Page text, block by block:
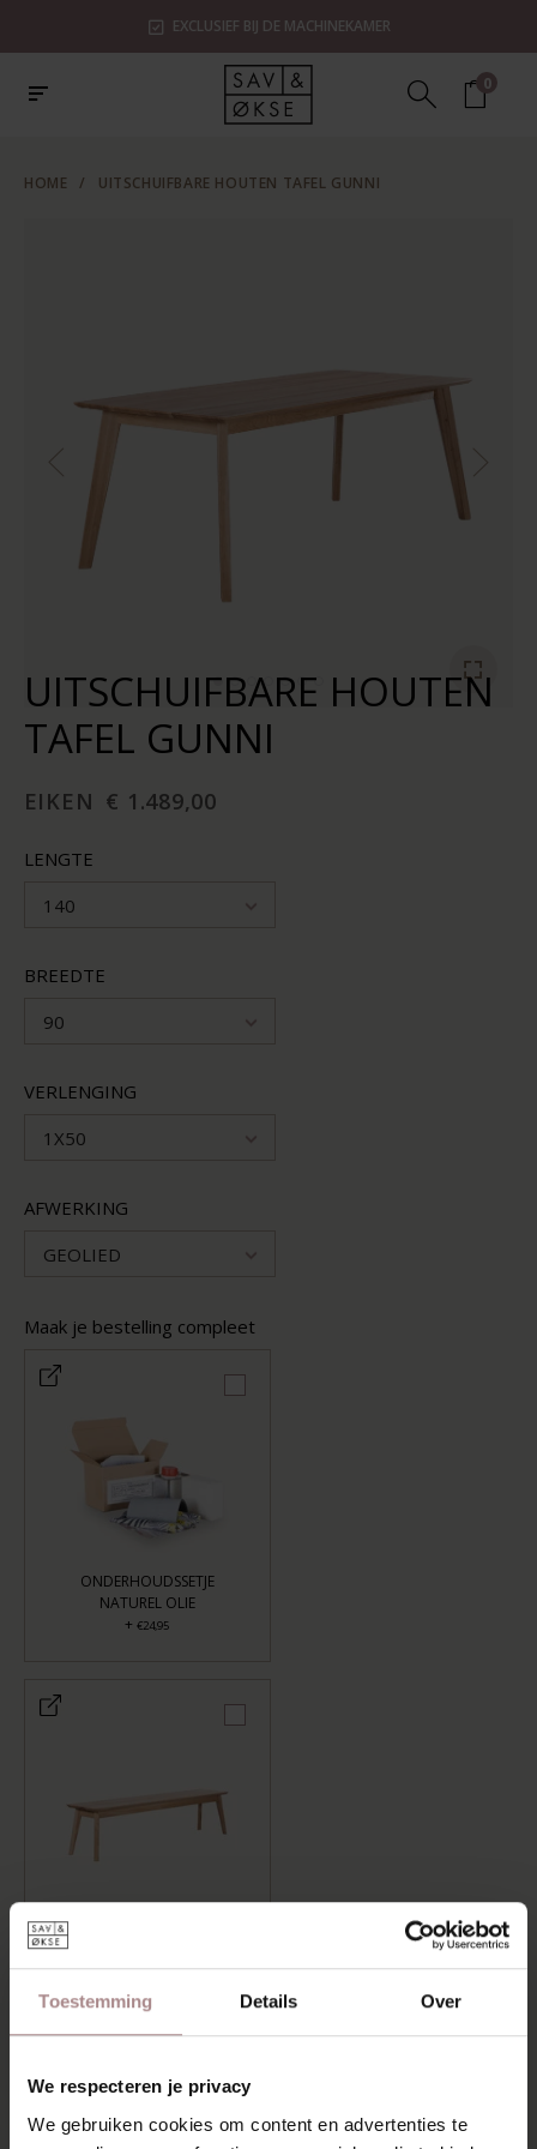
Toestemming Details Over
We respecteren je privacy
We gebruiken cookies om content en advertenties te
EXCLUSIEF BIJ DE MACHINEKAMER
0
HOME / UITSCHUIFBARE HOUTEN TAFEL GUNNI
UITSCHUIFBARE HOUTEN
TAFEL GUNNI
EIKEN € 1.489,00
LENGTE
140
BREEDTE
90
VERLENGING
1X50
AFWERKING
GEOLIED
Maak je bestelling compleet
ONDERHOUDSSETJE
NATUREL OLIE
+ €24,95
TOEVOEGEN AAN WINKELWAGEN